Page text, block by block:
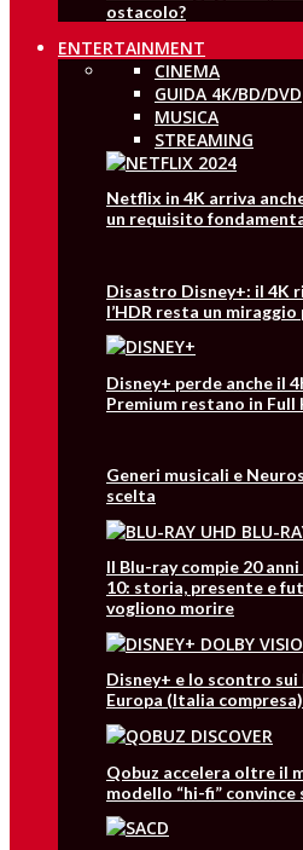
ostacolo?
ENTERTAINMENT
CINEMA
GUIDA 4K/BD/DVD
MUSICA
STREAMING
Netflix in 4K arriva
un requisito
Disastro Disney+: il 4K
l’HDR resta un
Disney+ perde anche il
Premium restano in Full
Generi musicali e
scelta
Il Blu-ray compie 20
10: storia, presente e
vogliono morire
Disney+ e lo scontro
Europa (Italia
Qobuz accelera oltre il
modello “hi-fi”